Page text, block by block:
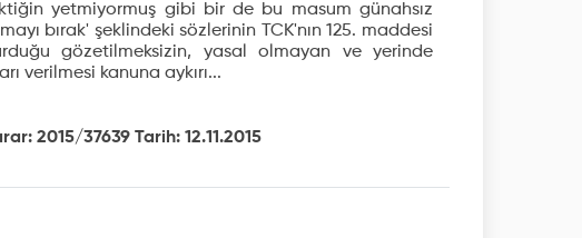
yetmiyormuş gibi bir de bu masum günahsız
bırak' şeklindeki sözlerinin TCK'nın 125. maddesi
gözetilmeksizin, yasal olmayan ve yerinde
verilmesi kanuna aykırı...
2015/37639 Tarih: 12.11.2015